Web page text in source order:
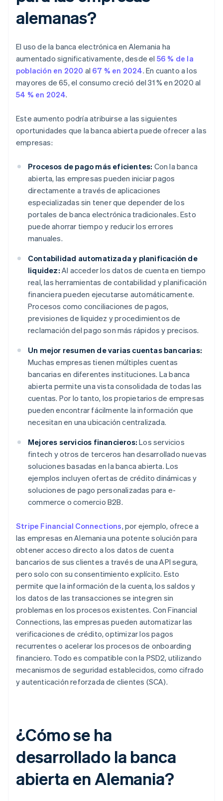
alemanas?
El uso de la banca electrónica en Alemania ha
aumentado significativamente, desde el 56 % de la
población en 2020 al 67 % en 2024. En cuanto a los
mayores de 65, el consumo creció del 31 % en 2020 al
54 % en 2024.
Este aumento podría atribuirse a las siguientes
oportunidades que la banca abierta puede ofrecer a las
empresas:
Procesos de pago más eficientes: Con la banca
abierta, las empresas pueden iniciar pagos
directamente a través de aplicaciones
especializadas sin tener que depender de los
portales de banca electrónica tradicionales. Esto
puede ahorrar tiempo y reducir los errores
manuales.
Contabilidad automatizada y planificación de
liquidez: Al acceder los datos de cuenta en tiempo
real, las herramientas de contabilidad y planificación
financiera pueden ejecutarse automáticamente.
Procesos como conciliaciones de pagos,
previsiones de liquidez y procedimientos de
reclamación del pago son más rápidos y precisos.
Un mejor resumen de varias cuentas bancarias:
Muchas empresas tienen múltiples cuentas
bancarias en diferentes instituciones. La banca
abierta permite una vista consolidada de todas las
cuentas. Por lo tanto, los propietarios de empresas
pueden encontrar fácilmente la información que
necesitan en una ubicación centralizada.
Mejores servicios financieros: Los servicios
fintech y otros de terceros han desarrollado nuevas
soluciones basadas en la banca abierta. Los
ejemplos incluyen ofertas de crédito dinámicas y
soluciones de pago personalizadas para e-
commerce o comercio B2B.
Stripe Financial Connections, por ejemplo, ofrece a
las empresas en Alemania una potente solución para
obtener acceso directo a los datos de cuenta
bancarios de sus clientes a través de una API segura,
pero solo con su consentimiento explícito. Esto
permite que la información de la cuenta, los saldos y
los datos de las transacciones se integren sin
problemas en los procesos existentes. Con Financial
Connections, las empresas pueden automatizar las
verificaciones de crédito, optimizar los pagos
recurrentes o acelerar los procesos de onboarding
financiero. Todo es compatible con la PSD2, utilizando
mecanismos de seguridad establecidos, como cifrado
y autenticación reforzada de clientes (SCA).
¿Cómo se ha
desarrollado la banca
abierta en Alemania?